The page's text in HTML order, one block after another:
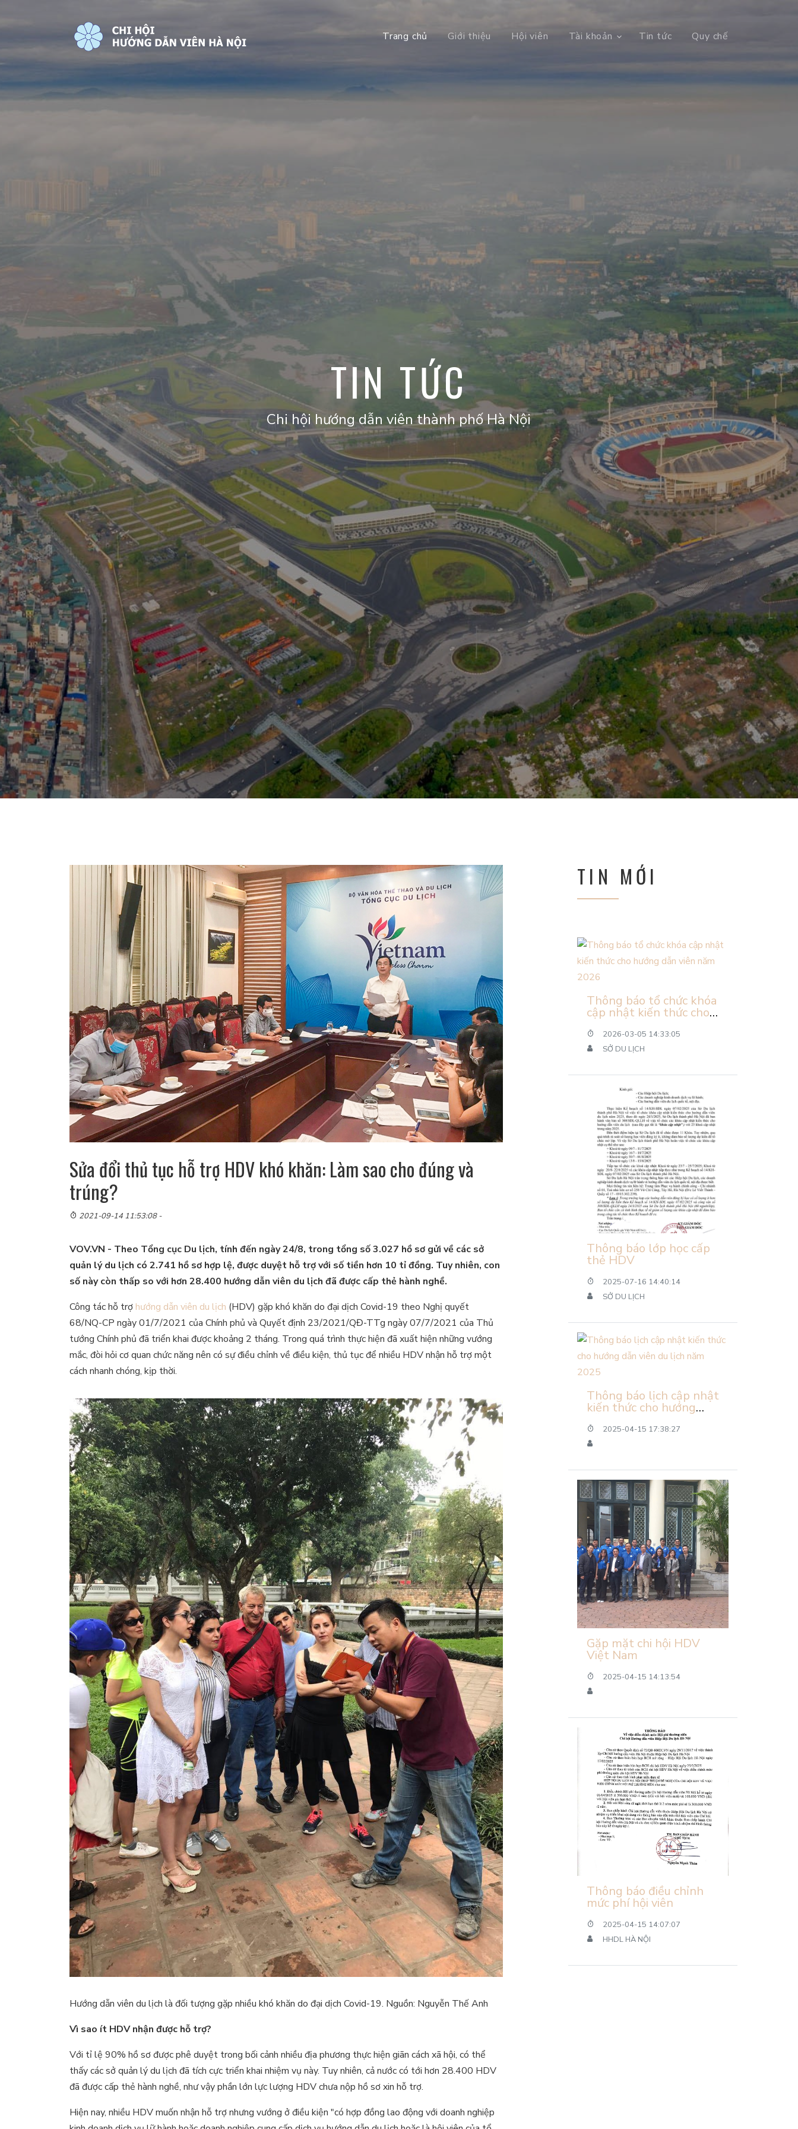
Trang chủ Giới thiệu Hội viên Tài khoản Tin tức Quy chế
TIN TỨC
Chi hội hướng dẫn viên thành phố Hà Nội
Sửa đổi thủ tục hỗ trợ HDV khó khăn: Làm sao cho đúng và
trúng?
2021-09-14 11:53:08 -
VOV.VN - Theo Tổng cục Du lịch, tính đến ngày 24/8, trong tổng số 3.027 hồ sơ gửi về các sở
quản lý du lịch có 2.741 hồ sơ hợp lệ, được duyệt hỗ trợ với số tiền hơn 10 tỉ đồng. Tuy nhiên, con
số này còn thấp so với hơn 28.400 hướng dẫn viên du lịch đã được cấp thẻ hành nghề.
Công tác hỗ trợ hướng dẫn viên du lịch (HDV) gặp khó khăn do đại dịch Covid-19 theo Nghị quyết
68/NQ-CP ngày 01/7/2021 của Chính phủ và Quyết định 23/2021/QĐ-TTg ngày 07/7/2021 của Thủ
tướng Chính phủ đã triển khai được khoảng 2 tháng. Trong quá trình thực hiện đã xuất hiện những vướng
mắc, đòi hỏi cơ quan chức năng nên có sự điều chỉnh về điều kiện, thủ tục để nhiều HDV nhận hỗ trợ một
cách nhanh chóng, kịp thời.
Hướng dẫn viên du lịch là đối tượng gặp nhiều khó khăn do đại dịch Covid-19. Nguồn: Nguyễn Thế Anh
Vì sao ít HDV nhận được hỗ trợ?
Với tỉ lệ 90% hồ sơ được phê duyệt trong bối cảnh nhiều địa phương thực hiện giãn cách xã hội, có thể
thấy các sở quản lý du lịch đã tích cực triển khai nhiệm vụ này. Tuy nhiên, cả nước có tới hơn 28.400 HDV
đã được cấp thẻ hành nghề, như vậy phần lớn lực lượng HDV chưa nộp hồ sơ xin hỗ trợ.
Hiện nay, nhiều HDV muốn nhận hỗ trợ nhưng vướng ở điều kiện "có hợp đồng lao động với doanh nghiệp
TIN MỚI
Thông báo tổ chức khóa
cập nhật kiến thức cho
20262026-03-05 14:33:05
SỞ DU LỊCH
Thông báo lớp học cấp
thẻ HDV
2025-07-16 14:40:14
SỞ DU LỊCH
Thông báo lịch cập nhật
kiến thức cho hướng
20252025-04-15 17:38:27
Gặp mặt chi hội HDV
Việt Nam
2025-04-15 14:13:54
Thông báo điều chỉnh
mức phí hội viên
2025-04-15 14:07:07
HHDL HÀ NỘI